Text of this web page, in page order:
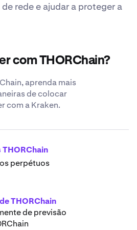
rede e ajudar a proteger a
com THORChain?
aprenda mais
de colocar
com a Kraken.
perpétuos
THORChain
de previsão